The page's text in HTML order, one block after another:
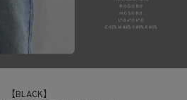
【BLACK】